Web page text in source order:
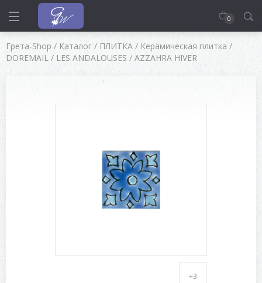
0
Грета-Shop / Каталог / ПЛИТКА / Керамическая плитка /
DOREMAIL / LES ANDALOUSES / AZZAHRA HIVER
+3